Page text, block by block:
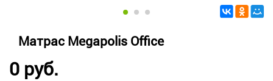
Матрас Megapolis Office
0 руб.